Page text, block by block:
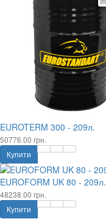
EUROTERM 300 - 209л.
50776.00 грн.
Купити
EUROFORM UK 80 - 209л.
48238.00 грн.
Купити